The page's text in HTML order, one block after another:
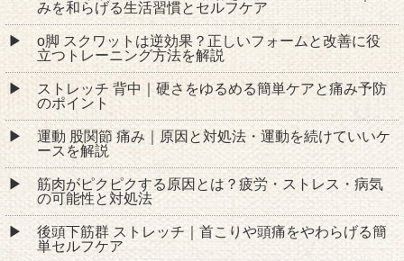
みを和らげる生活習慣とセルフケア
o脚 スクワットは逆効果？正しいフォームと改善に役
立つトレーニング方法を解説
ストレッチ 背中｜硬さをゆるめる簡単ケアと痛み予防
のポイント
運動 股関節 痛み｜原因と対処法・運動を続けていいケ
ースを解説
筋肉がピクピクする原因とは？疲労・ストレス・病気
の可能性と対処法
後頭下筋群 ストレッチ｜首こりや頭痛をやわらげる簡
単セルフケア